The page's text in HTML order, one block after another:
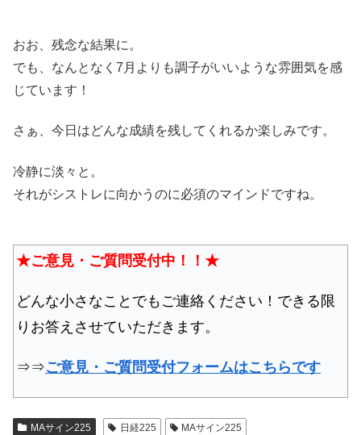
おお、残念な結果に。
でも、なんとなく7月よりも調子がいいような雰囲気を感
じています！
さぁ、今日はどんな成績を残してくれるか楽しみです。
冷静に淡々と。
それがシストレに向かうのに必須のマインドですね。
★ご意見・ご質問受付中！！★
どんな小さなことでもご連絡ください！できる限
りお答えさせていただきます。
⇒⇒ご意見・ご質問受付フォームはこちらです
MAサイン225 日経225 MAサイン225